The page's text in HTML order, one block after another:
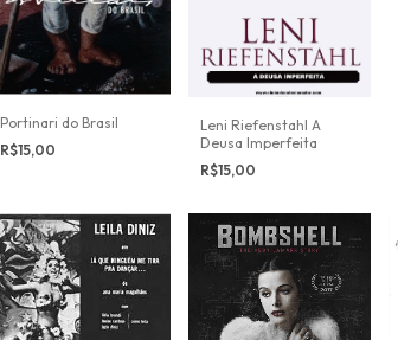
Portinari do Brasil
R$15,00
Leni Riefenstahl A
Deusa Imperfeita
R$15,00